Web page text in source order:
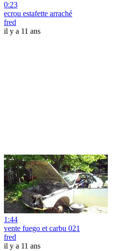
0:23
ecrou estafette arraché
fred
il y a 11 ans
1:44
vente fuego et carbu 021
fred
il y a 11 ans